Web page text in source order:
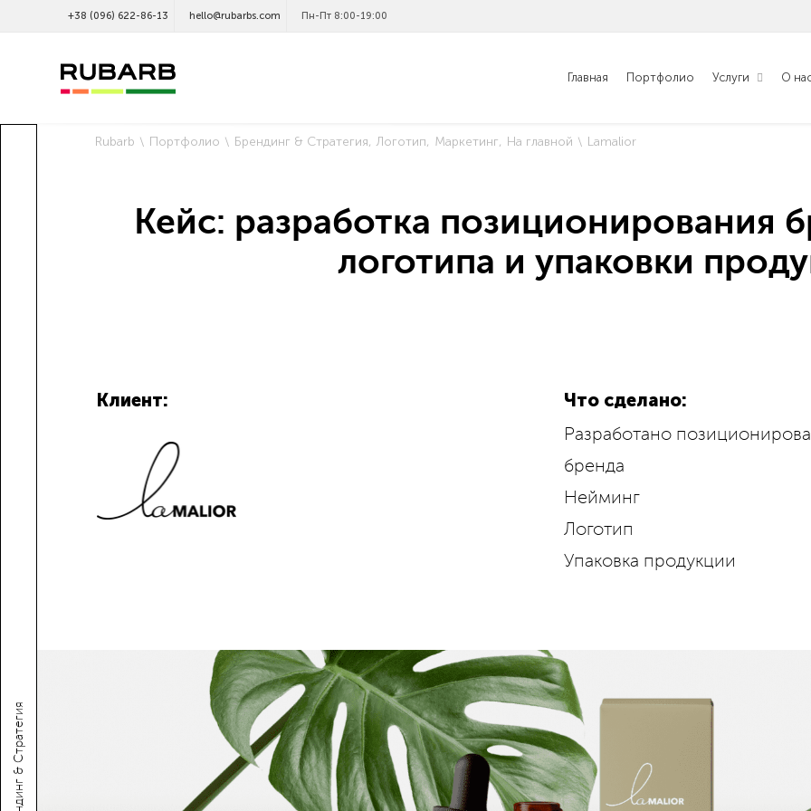
+38 (096) 622-86-13 hello@rubarbs.com Пн-Пт 8:00-19:00
Главная Портфолио Услуги О
Брендинг & Стратегия
Rubarb Портфолио Брендинг & Стратегия Логотип Маркетинг На главной Lamalior
Кейс: разработка позиционирования
логотипа и упаковки
Клиент: Что сделано:
Разработано
бренда
Нейминг
Логотип
Упаковка продукции